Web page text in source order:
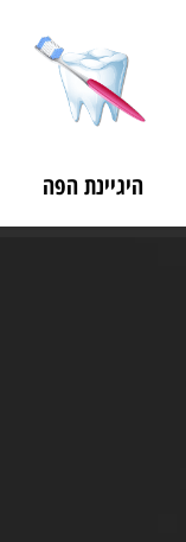
היגיינת הפה